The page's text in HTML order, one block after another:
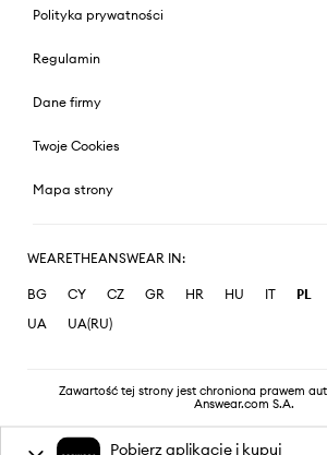
Polityka prywatności
Regulamin
Dane firmy
Twoje Cookies
Mapa strony
WEARETHEANSWEAR IN:
BG CY CZ GR HR HU IT PL
UA
UA(RU)
Zawartość tej strony jest chroniona prawem
Answear.com S.A.
Pobierz aplikację i kupuj